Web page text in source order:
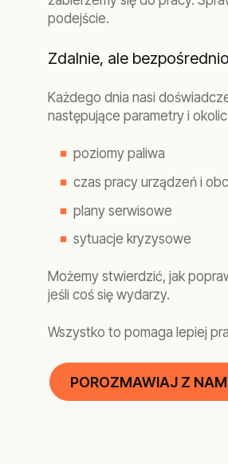
podejście.
Zdalnie, ale bezpośrednio
Każdego dnia nasi
następujące parametry i
poziomy paliwa
czas pracy urządzeń i
plany serwisowe
sytuacje kryzysowe
Możemy stwierdzić, jak
jeśli coś się wydarzy.
Wszystko to pomaga lepiej
POROZMAWIAJ Z